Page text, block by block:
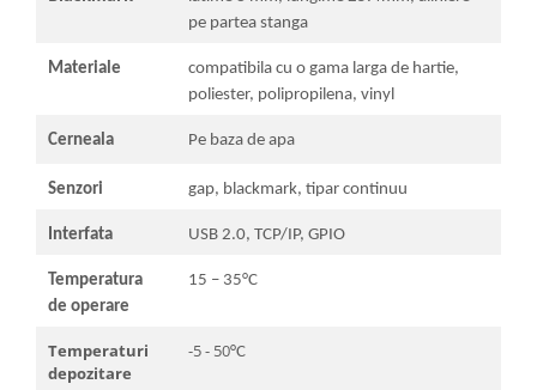
pe partea stanga
Materiale
compatibila cu o gama larga de hartie,
poliester, polipropilena, vinyl
Cerneala Pe baza de apa
Senzori gap, blackmark, tipar continuu
Interfata USB 2.0, TCP/IP, GPIO
Temperatura
de operare
15 – 35°C
Temperaturi
depozitare
-5 - 50°C